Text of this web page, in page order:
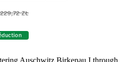
229,72 ZŁ
Auschwitz Birkenau I through